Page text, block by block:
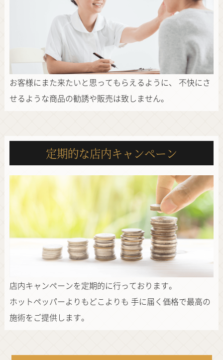
お客様にまた来たいと思ってもらえるように、
不快にさ
せるような商品の勧誘や販売は致しません。
定期的な店内キャンペーン
店内キャンペーンを定期的に行っております。
ホットペッパーよりもどこよりも 手に届く価格で最高の
施術をご提供します。